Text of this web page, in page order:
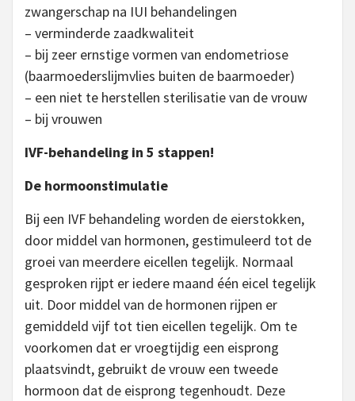
zwangerschap na IUI behandelingen
– verminderde zaadkwaliteit
– bij zeer ernstige vormen van endometriose
(baarmoederslijmvlies buiten de baarmoeder)
– een niet te herstellen sterilisatie van de vrouw
– bij vrouwen
IVF-behandeling in 5 stappen!
De hormoonstimulatie
Bij een IVF behandeling worden de eierstokken,
door middel van hormonen, gestimuleerd tot de
groei van meerdere eicellen tegelijk. Normaal
gesproken rijpt er iedere maand één eicel tegelijk
uit. Door middel van de hormonen rijpen er
gemiddeld vijf tot tien eicellen tegelijk. Om te
voorkomen dat er vroegtijdig een eisprong
plaatsvindt, gebruikt de vrouw een tweede
hormoon dat de eisprong tegenhoudt. Deze